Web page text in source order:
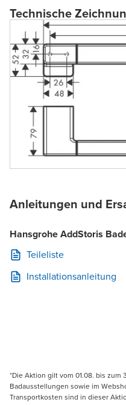
Technische
Anleitungen und
Hansgrohe AddStoris
Teileliste
Installationsanleitung
*Die Aktion gilt vom 01.08. bis zum
Badausstellungen sowie im
Transportkosten sind in dieser